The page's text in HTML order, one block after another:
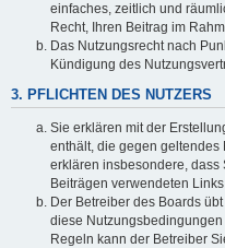
einfaches, zeitlich und
Recht, Ihren Beitrag im
Das Nutzungsrecht nach
Kündigung des
3. PFLICHTEN DES NUTZERS
Sie erklären mit der
enthält, die gegen geltendes
erklären insbesondere, dass
Beiträgen verwendeten
Der Betreiber des Boards
diese
Regeln kann der Betreiber